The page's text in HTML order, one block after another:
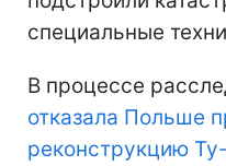
специальные
В процессе
отказала Польше
реконструкцию